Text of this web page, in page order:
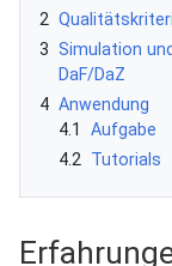
2
3 Simulation
DaF/DaZ
4 Anwendung
4.1
Aufgabe
4.2
Tutorials